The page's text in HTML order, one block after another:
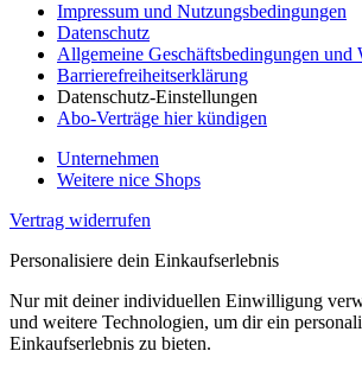
Impressum und Nutzungsbedingungen
Datenschutz
Allgemeine Geschäftsbedingungen und
Barrierefreiheitserklärung
Datenschutz-Einstellungen
Abo-Verträge hier kündigen
Unternehmen
Weitere nice Shops
Vertrag widerrufen
Personalisiere dein Einkaufserlebnis
Nur mit deiner individuellen Einwilligung
und weitere Technologien, um dir ein
Einkaufserlebnis zu bieten.